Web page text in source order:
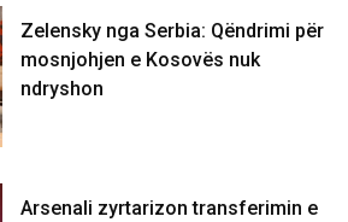
Zelensky nga Serbia: Qëndrimi për
mosnjohjen e Kosovës nuk
ndryshon
Arsenali zyrtarizon transferimin e